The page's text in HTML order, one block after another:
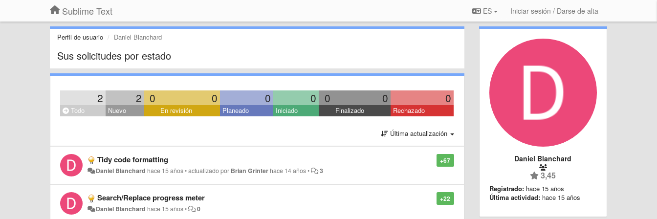
Sublime Text ES Iniciar sesión / Darse de alta
Perfil de usuario Daniel Blanchard
Sus solicitudes por estado
2 2 0 0 0 0 0 0 0
Todo Nuevo En revisión Planeado Iniciado Finalizado Rechazado
Última actualización
+67
Tidy code formatting
Daniel Blanchard hace 15 años•actualizado por Brian Grinter hace 14 años• 3
+22
Search/Replace progress meter
Daniel Blanchard hace 15 años• 0
Daniel Blanchard
3,45
Registrado: hace 15 años
Última actividad: hace 15 años